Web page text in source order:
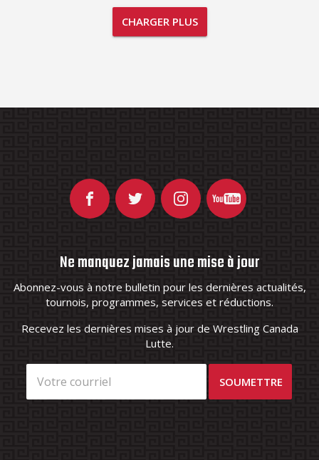
CHARGER PLUS
Ne manquez jamais une mise à jour
Abonnez-vous à notre bulletin pour les dernières actualités,
tournois, programmes, services et réductions.
Recevez les dernières mises à jour de Wrestling Canada
Lutte.